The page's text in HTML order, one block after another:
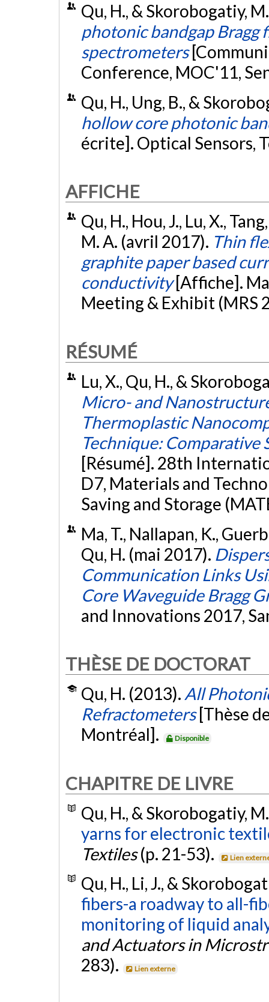
Qu, H., & Skorobogatiy,
photonic bandgap Bragg
spectrometers
Conference, MOC'11,
Qu, H., Ung, B., &
hollow core photonic
écrite]. Optical Sensors,
AFFICHE
Qu, H., Hou, J., Lu, X.,
M. A. (avril 2017). Thin
graphite paper based
conductivity [Affiche].
Meeting & Exhibit (MRS
RÉSUMÉ
Lu, X., Qu, H., &
Micro- and
Thermoplastic
Technique:
[Résumé]. 28th
D7, Materials and
Saving and Storage
Ma, T., Nallapan, K.,
Qu, H. (mai 2017).
Communication Links
Core Waveguide Bragg
and Innovations 2017,
THÈSE DE DOCTORAT
Qu, H. (2013). All
Refractometers [Thèse
Montréal].
Disponible
CHAPITRE DE LIVRE
Qu, H., & Skorobogatiy,
yarns for electronic
Textiles(p. 21-53). Lien
Qu, H., Li, J., &
fibers-a roadway to all-
monitoring of liquid
and Actuators in
283).
Lien externe